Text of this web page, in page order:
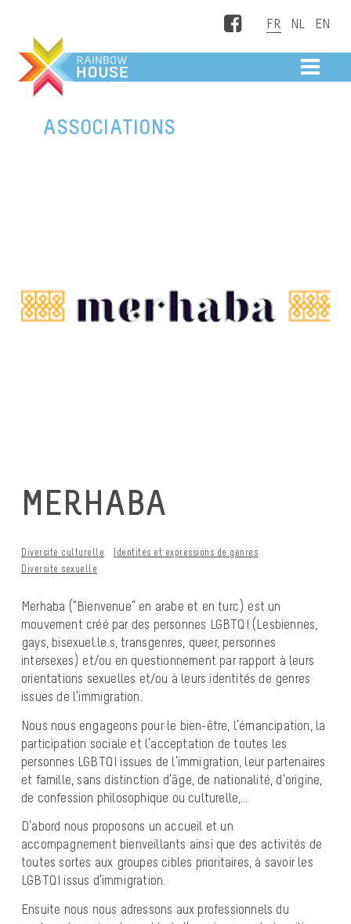
Facebook
ASSOCIATIONS
MERHABA
Diversité culturelle
Identités et expressions de genres
Diversité sexuelle
Merhaba (“Bienvenue” en arabe et en turc) est un
mouvement créé par des personnes LGBTQI (Lesbiennes,
gays, bisexuel.le.s, transgenres, queer, personnes
intersexes) et/ou en questionnement par rapport à leurs
orientations sexuelles et/ou à leurs identités de genres
issues de l’immigration.
Nous nous engageons pour le bien-être, l’émancipation, la
participation sociale et l’acceptation de toutes les
personnes LGBTQI issues de l’immigration, leur partenaires
et famille, sans distinction d’âge, de nationalité, d’origine,
de confession philosophique ou culturelle,…
D’abord nous proposons un accueil et un
accompagnement bienveillants ainsi que des activités de
toutes sortes aux groupes cibles prioritaires, à savoir les
LGBTQI issus d’immigration.
Ensuite nous nous adressons aux professionnels du